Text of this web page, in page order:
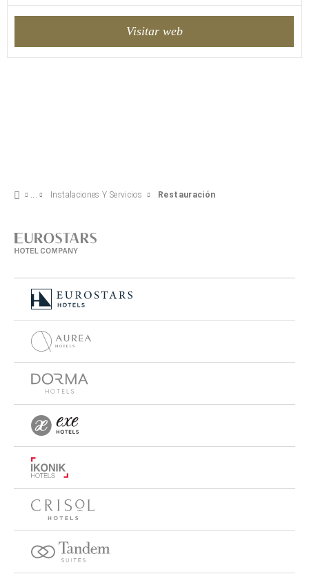
Visitar web
Instalaciones Y Servicios Restauración